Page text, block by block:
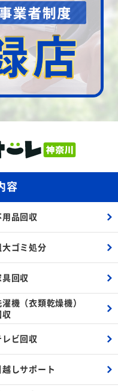
容
用品回収
大ゴミ処分
具回収
機（衣類乾燥機）
収
レビ回収
越しサポート